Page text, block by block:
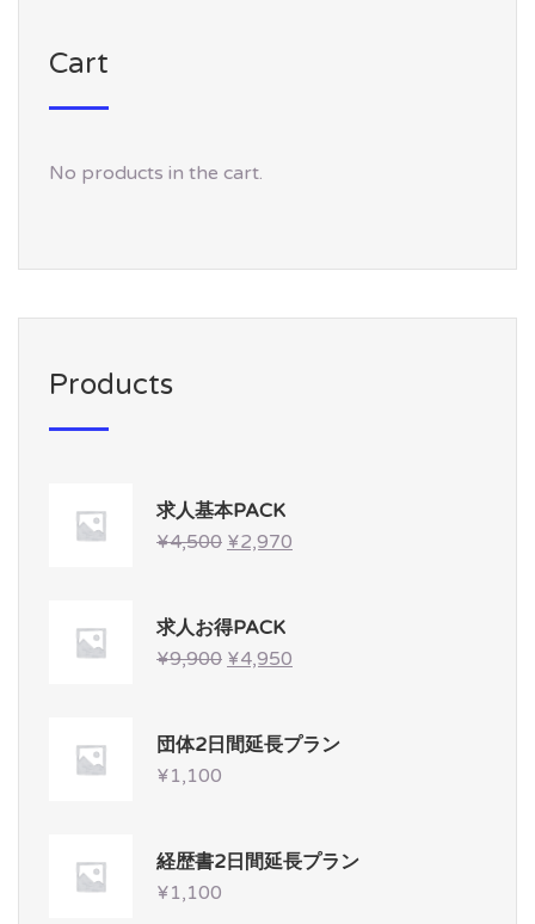
Cart
No products in the cart.
Products
求人基本PACK
¥4,500 ¥2,970
求人お得PACK
¥9,900 ¥4,950
団体2日間延長プラン
¥1,100
経歴書2日間延長プラン
¥1,100